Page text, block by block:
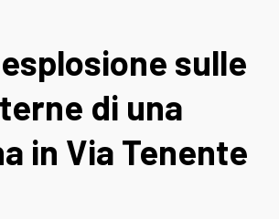
sulle
di una
in Via Tenente